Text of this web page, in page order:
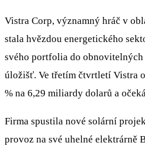
Vistra Corp, významný hráč v
stala hvězdou energetického
svého portfolia do
úložišť. Ve třetím čtvrtletí Vistra
% na 6,29 miliardy dolarů a
Firma spustila nové solární
provoz na své uhelné elektrárně